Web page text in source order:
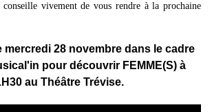
vivement de vous rendre à la prochaine
mercredi 28 novembre dans le cadre
pour découvrir FEMME(S) à
au Théâtre Trévise.